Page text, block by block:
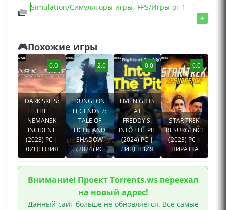
Simulation/Симуляторы игры, FPS/Игры от 1
+
🎮Похожие игры
0.0
DARK SKIES:
THE
NEMANSK
INCIDENT
(2023) PC |
ЛИЦЕНЗИЯ
2.0
DUNGEON
LEGENDS 2:
TALE OF
LIGHT AND
SHADOW
(2024) PC
0.0
FIVE NIGHTS
AT
FREDDY'S:
INTO THE PIT
(2024) PC |
ЛИЦЕНЗИЯ
0.0
STAR TREK:
RESURGENCE
(2023) PC |
ПИРАТКА
Внимание! Проект Torrents.ws переехал
на новый адрес!
Данный сайт больше не обновляется. Все самые